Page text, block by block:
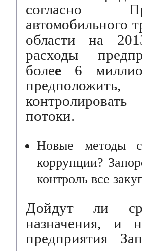
согласно
автомобильного
области на
расходы
более 6
потоки.
Новые методы
коррупции?
контроль все
Дойдут ли
назначения, и
предприятия